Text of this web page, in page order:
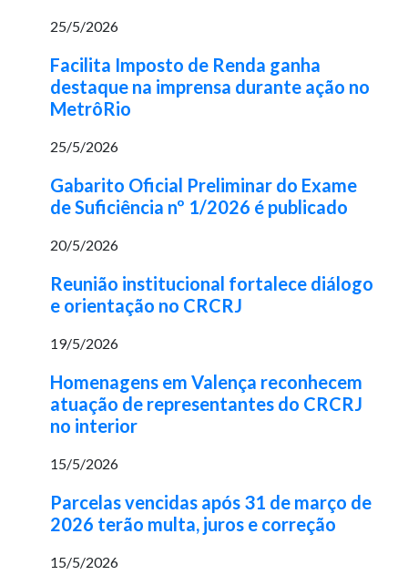
25/5/2026
Facilita Imposto de Renda ganha
destaque na imprensa durante ação no
MetrôRio
25/5/2026
Gabarito Oficial Preliminar do Exame
de Suficiência nº 1/2026 é publicado
20/5/2026
Reunião institucional fortalece diálogo
e orientação no CRCRJ
19/5/2026
Homenagens em Valença reconhecem
atuação de representantes do CRCRJ
no interior
15/5/2026
Parcelas vencidas após 31 de março de
2026 terão multa, juros e correção
15/5/2026